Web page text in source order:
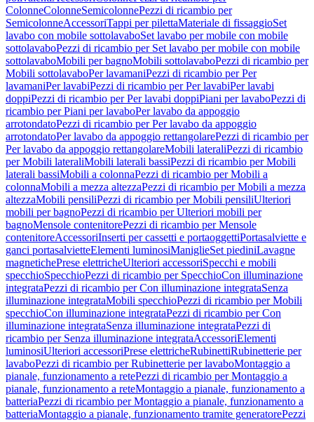
ColonneColonneSemicolonnePezzi di ricambio per
SemicolonneAccessoriTappi per pilettaMateriale di fissaggioSet
lavabo con mobile sottolavaboSet lavabo per mobile con mobile
sottolavaboPezzi di ricambio per Set lavabo per mobile con mobile
sottolavaboMobili per bagnoMobili sottolavaboPezzi di ricambio per
Mobili sottolavaboPer lavamaniPezzi di ricambio per Per
lavamaniPer lavabiPezzi di ricambio per Per lavabiPer lavabi
doppiPezzi di ricambio per Per lavabi doppiPiani per lavaboPezzi di
ricambio per Piani per lavaboPer lavabo da appoggio
arrotondatoPezzi di ricambio per Per lavabo da appoggio
arrotondatoPer lavabo da appoggio rettangolarePezzi di ricambio per
Per lavabo da appoggio rettangolareMobili lateraliPezzi di ricambio
per Mobili lateraliMobili laterali bassiPezzi di ricambio per Mobili
laterali bassiMobili a colonnaPezzi di ricambio per Mobili a
colonnaMobili a mezza altezzaPezzi di ricambio per Mobili a mezza
altezzaMobili pensiliPezzi di ricambio per Mobili pensiliUlteriori
mobili per bagnoPezzi di ricambio per Ulteriori mobili per
bagnoMensole contenitorePezzi di ricambio per Mensole
contenitoreAccessoriInserti per cassetti e portaoggettiPortasalviette e
ganci portasalvietteElementi luminosiManiglieSet piediniLavagne
magnetichePrese elettricheUlteriori accessoriSpecchi e mobili
specchioSpecchioPezzi di ricambio per SpecchioCon illuminazione
integrataPezzi di ricambio per Con illuminazione integrataSenza
illuminazione integrataMobili specchioPezzi di ricambio per Mobili
specchioCon illuminazione integrataPezzi di ricambio per Con
illuminazione integrataSenza illuminazione integrataPezzi di
ricambio per Senza illuminazione integrataAccessoriElementi
luminosiUlteriori accessoriPrese elettricheRubinettiRubinetterie per
lavaboPezzi di ricambio per Rubinetterie per lavaboMontaggio a
pianale, funzionamento a retePezzi di ricambio per Montaggio a
pianale, funzionamento a reteMontaggio a pianale, funzionamento a
batteriaPezzi di ricambio per Montaggio a pianale, funzionamento a
batteriaMontaggio a pianale, funzionamento tramite generatorePezzi